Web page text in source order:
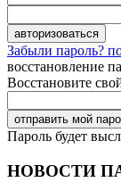
Забыли пароль?
восстановление
Восстановите
Пароль будет
НОВОСТИ